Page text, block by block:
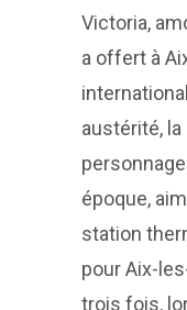
Victoria,
a offert à
austérité,
époque,
station
pour Aix-
trois fois,